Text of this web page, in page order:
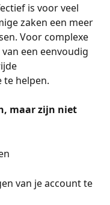
is voor veel
zaken een meer
Voor complexe
een eenvoudig
helpen.
maar zijn niet
van je account te